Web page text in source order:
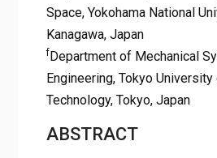
Space, Yokohama National
Kanagawa, Japan
f Department of Mechanical
Engineering, Tokyo
Technology, Tokyo, Japan
ABSTRACT